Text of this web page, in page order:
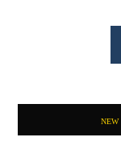
NEW